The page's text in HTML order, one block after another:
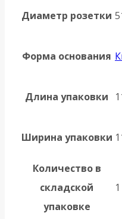
Диаметр розетки
Форма основания
Длина упаковки
Ширина упаковки
Количество в
складской
упаковке
1